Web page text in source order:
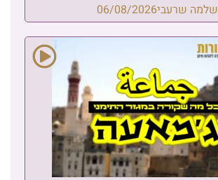
שלמה שרעבי06/08/2026